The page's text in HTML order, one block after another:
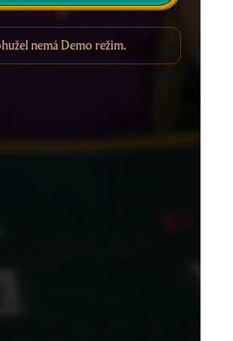
nemá Demo režim.